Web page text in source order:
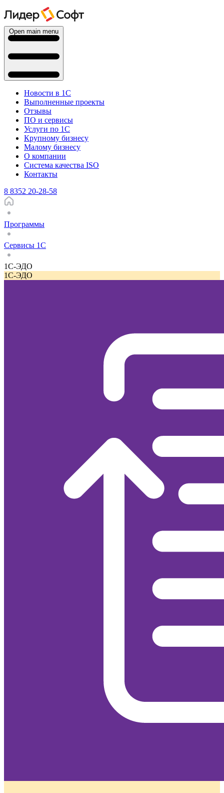
Open main menu
Новости в 1С
Выполненные проекты
Отзывы
ПО и сервисы
Услуги по 1С
Крупному бизнесу
Малому бизнесу
О компании
Система качества ISO
Контакты
8 8352 20-28-58
Программы
Сервисы 1С
1С-ЭДО
1С-ЭДО